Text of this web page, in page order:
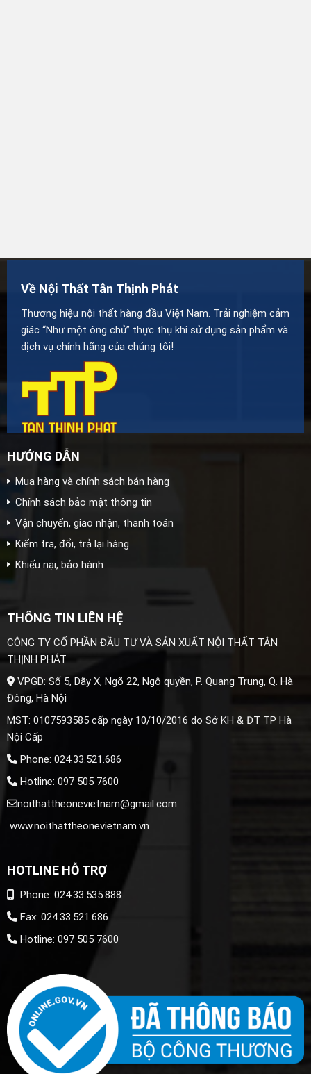
Về Nội Thất Tân Thịnh Phát
Thương hiệu nội thất hàng đầu Việt Nam. Trải nghiệm cảm
giác “Như một ông chủ” thực thụ khi sử dụng sản phẩm và
dịch vụ chính hãng của chúng tôi!
HƯỚNG DẪN
Mua hàng và chính sách bán hàng
Chính sách bảo mật thông tin
Vận chuyển, giao nhận, thanh toán
Kiểm tra, đổi, trả lại hàng
Khiếu nại, bảo hành
THÔNG TIN LIÊN HỆ
CÔNG TY CỔ PHẦN ĐẦU TƯ VÀ SẢN XUẤT NỘI THẤT TÂN
THỊNH PHÁT
VPGD: Số 5, Dãy X, Ngõ 22, Ngô quyền, P. Quang Trung, Q. Hà
Đông, Hà Nội
MST: 0107593585 cấp ngày 10/10/2016 do Sở KH & ĐT TP Hà
Nội Cấp
Phone: 024.33.521.686
Hotline: 097 505 7600
noithattheonevietnam@gmail.com
www.noithattheonevietnam.vn
HOTLINE HỖ TRỢ
Phone: 024.33.535.888
Fax: 024.33.521.686
Hotline: 097 505 7600